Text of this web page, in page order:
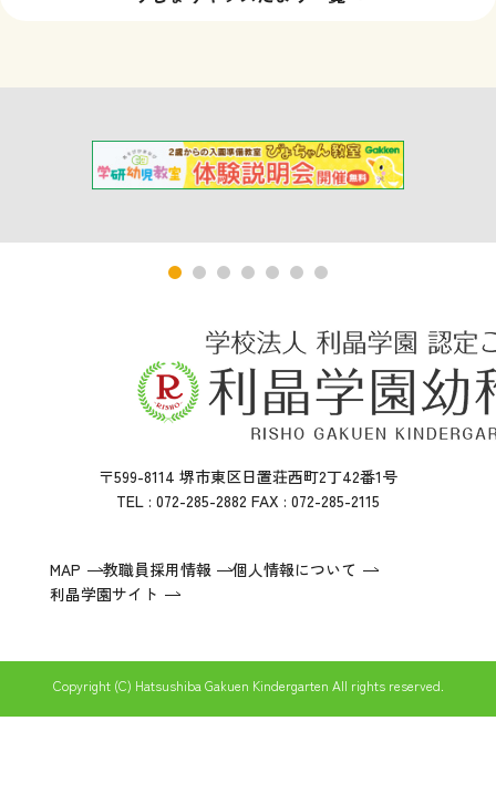
〒599-8114 堺市東区日置荘西町2丁42番1号
TEL : 072-285-2882 FAX : 072-285-2115
MAP 教職員採用情報
個人情報について
利晶学園サイト
Copyright (C) Hatsushiba Gakuen Kindergarten All rights reserved.